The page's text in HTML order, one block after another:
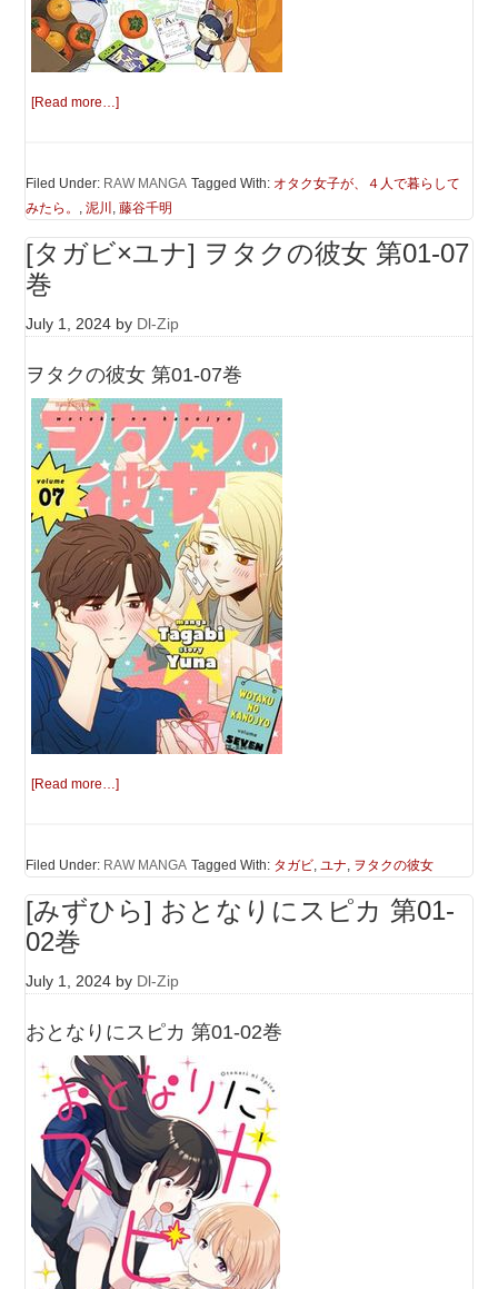
[Read more…]
Filed Under: RAW MANGA Tagged With: オタク女子が、４人で暮らして
みたら。 ,泥川 ,藤谷千明
[タガビ×ユナ] ヲタクの彼女 第01-07
巻
July 1, 2024 by Dl-Zip
ヲタクの彼女 第01-07巻
[Read more…]
Filed Under: RAW MANGA Tagged With: タガビ,ユナ, ヲタクの彼女
[みずひら] おとなりにスピカ 第01-
02巻
July 1, 2024 by Dl-Zip
おとなりにスピカ 第01-02巻